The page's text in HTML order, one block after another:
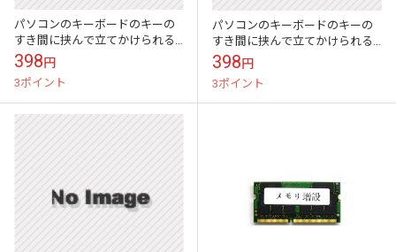
パソコンのキーボードのキーの
すき間に挟んで立てかけられる
かわいい伝言メモ ハイモジモ
ジ Deng On\"Rabbit\"
398円
3ポイント
パソコンのキーボードのキーの
すき間に挟んで立てかけられる
かわいい伝言メモ ハイモジモ
ジ Deng On\"Squirrel\"
398円
3ポイント